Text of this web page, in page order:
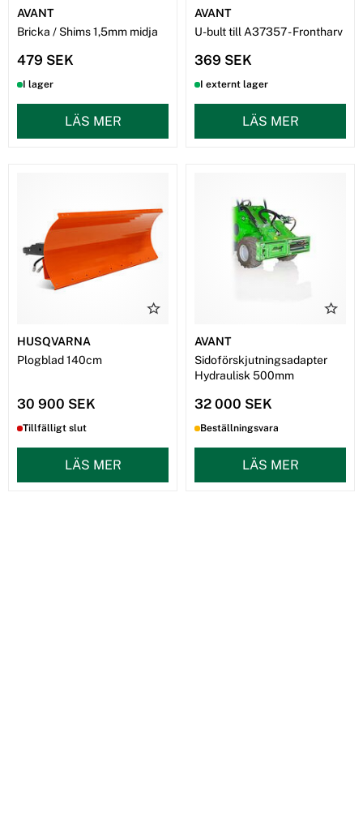
AVANT
Bricka / Shims 1,5mm midja
479 SEK
I lager
LÄS MER
AVANT
U-bult till A37357 - Frontharv
369 SEK
I externt lager
LÄS MER
HUSQVARNA
Plogblad 140cm
30 900 SEK
Tillfälligt slut
LÄS MER
AVANT
Sidoförskjutningsadapter
Hydraulisk 500mm
32 000 SEK
Beställningsvara
LÄS MER